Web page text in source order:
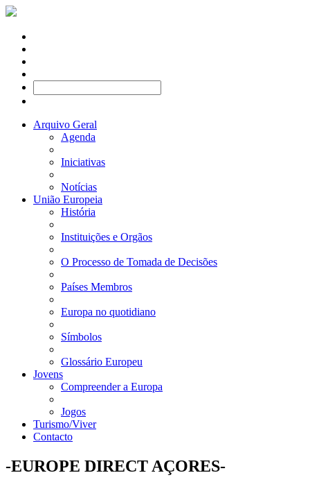
Arquivo Geral
Agenda
Iniciativas
Notícias
União Europeia
História
Instituições e Orgãos
O Processo de Tomada de Decisões
Países Membros
Europa no quotidiano
Símbolos
Glossário Europeu
Jovens
Compreender a Europa
Jogos
Turismo/Viver
Contacto
-EUROPE DIRECT AÇORES-